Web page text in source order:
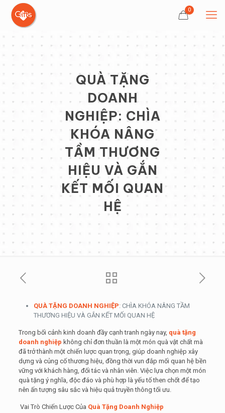
0
QUÀ TẶNG
DOANH
NGHIỆP: CHÌA
KHÓA NÂNG
TẦM THƯƠNG
HIỆU VÀ GẮN
KẾT MỐI QUAN
HỆ
QUÀ TẶNG DOANH NGHIỆP: CHÌA KHÓA NÂNG TẦM
THƯƠNG HIỆU VÀ GẮN KẾT MỐI QUAN HỆ
Trong bối cảnh kinh doanh đầy cạnh tranh ngày nay, quà tặng
doanh nghiệp không chỉ đơn thuần là một món quà vật chất mà
đã trở thành một chiến lược quan trọng, giúp doanh nghiệp xây
dựng và củng cố thương hiệu, đồng thời vun đắp mối quan hệ bền
vững với khách hàng, đối tác và nhân viên. Việc lựa chọn một món
quà tặng ý nghĩa, độc đáo và phù hợp là yếu tố then chốt để tạo
nên ấn tượng sâu sắc và hiệu quả truyền thông tối ưu.
Vai Trò Chiến Lược Của Quà Tặng Doanh Nghiệp